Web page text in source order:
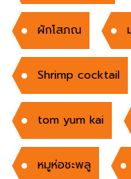
ผักโสภณ
Shrimp cocktail
tom yum kai
หมูห่อชะพลู